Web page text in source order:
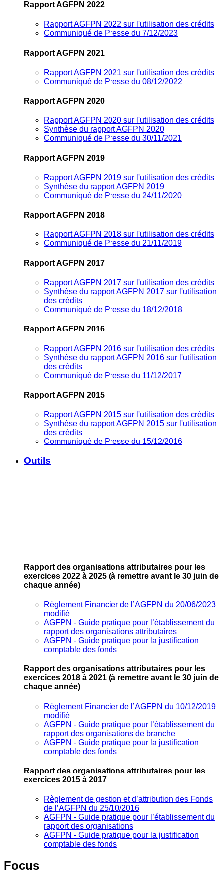
Rapport AGFPN 2022
Rapport AGFPN 2022 sur l'utilisation des crédits
Communiqué de Presse du 7/12/2023
Rapport AGFPN 2021
Rapport AGFPN 2021 sur l'utilisation des crédits
Communiqué de Presse du 08/12/2022
Rapport AGFPN 2020
Rapport AGFPN 2020 sur l'utilisation des crédits
Synthèse du rapport AGFPN 2020
Communiqué de Presse du 30/11/2021
Rapport AGFPN 2019
Rapport AGFPN 2019 sur l'utilisation des crédits
Synthèse du rapport AGFPN 2019
Communiqué de Presse du 24/11/2020
Rapport AGFPN 2018
Rapport AGFPN 2018 sur l'utilisation des crédits
Communiqué de Presse du 21/11/2019
Rapport AGFPN 2017
Rapport AGFPN 2017 sur l'utilisation des crédits
Synthèse du rapport AGFPN 2017 sur l'utilisation
des crédits
Communiqué de Presse du 18/12/2018
Rapport AGFPN 2016
Rapport AGFPN 2016 sur l'utilisation des crédits
Synthèse du rapport AGFPN 2016 sur l'utilisation
des crédits
Communiqué de Presse du 11/12/2017
Rapport AGFPN 2015
Rapport AGFPN 2015 sur l'utilisation des crédits
Synthèse du rapport AGFPN 2015 sur l'utilisation
des crédits
Communiqué de Presse du 15/12/2016
Outils
Rapport des organisations attributaires pour les
exercices 2022 à 2025 (à remettre avant le 30 juin de
chaque année)
Règlement Financier de l’AGFPN du 20/06/2023
modifié
AGFPN ‐ Guide pratique pour l’établissement du
rapport des organisations attributaires
AGFPN ‐ Guide pratique pour la justification
comptable des fonds
Rapport des organisations attributaires pour les
exercices 2018 à 2021 (à remettre avant le 30 juin de
chaque année)
Règlement Financier de l’AGFPN du 10/12/2019
modifié
AGFPN ‐ Guide pratique pour l’établissement du
rapport des organisations de branche
AGFPN ‐ Guide pratique pour la justification
comptable des fonds
Rapport des organisations attributaires pour les
exercices 2015 à 2017
Règlement de gestion et d’attribution des Fonds
de l’AGFPN du 25/10/2016
AGFPN ‐ Guide pratique pour l’établissement du
rapport des organisations
AGFPN ‐ Guide pratique pour la justification
comptable des fonds
Focus